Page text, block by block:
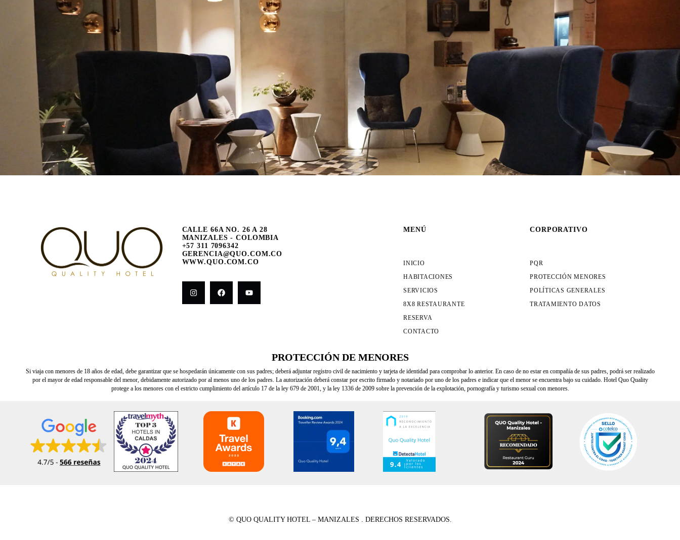
CALLE 66A NO. 26 A 28
MANIZALES - COLOMBIA
+57 311 7096342
GERENCIA@QUO.COM.CO
WWW.QUO.COM.CO
MENÚ
INICIO
HABITACIONES
SERVICIOS
8X8 RESTAURANTE
RESERVA
CONTACTO
CORPORATIVO
PQR
PROTECCIÓN MENORES
POLÍTICAS GENERALES
TRATAMIENTO DATOS
PROTECCIÓN DE MENORES
Si viaja con menores de 18 años de edad, debe garantizar que se hospedarán únicamente con sus padres; deberá adjuntar registro civil de nacimiento y tarjeta de identidad para comprobar lo anterior. En caso de no estar en compañía de sus padres, podrá ser realizado
por el mayor de edad responsable del menor, debidamente autorizado por al menos uno de los padres. La autorización deberá constar por escrito firmado y notariado por uno de los padres e indicar que el menor se encuentra bajo su cuidado. Hotel QuoQuality
protege a los menores con el estricto cumplimiento del artículo 17 de la ley 679 de 2001, y la ley 1336 de 2009 sobre la prevención de la explotación, pornografía y turismo sexual con menores.
© QUO QUALITY HOTEL – MANIZALES . DERECHOS RESERVADOS.